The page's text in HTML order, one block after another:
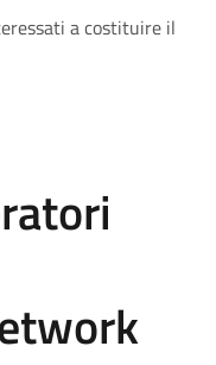
a costituire il